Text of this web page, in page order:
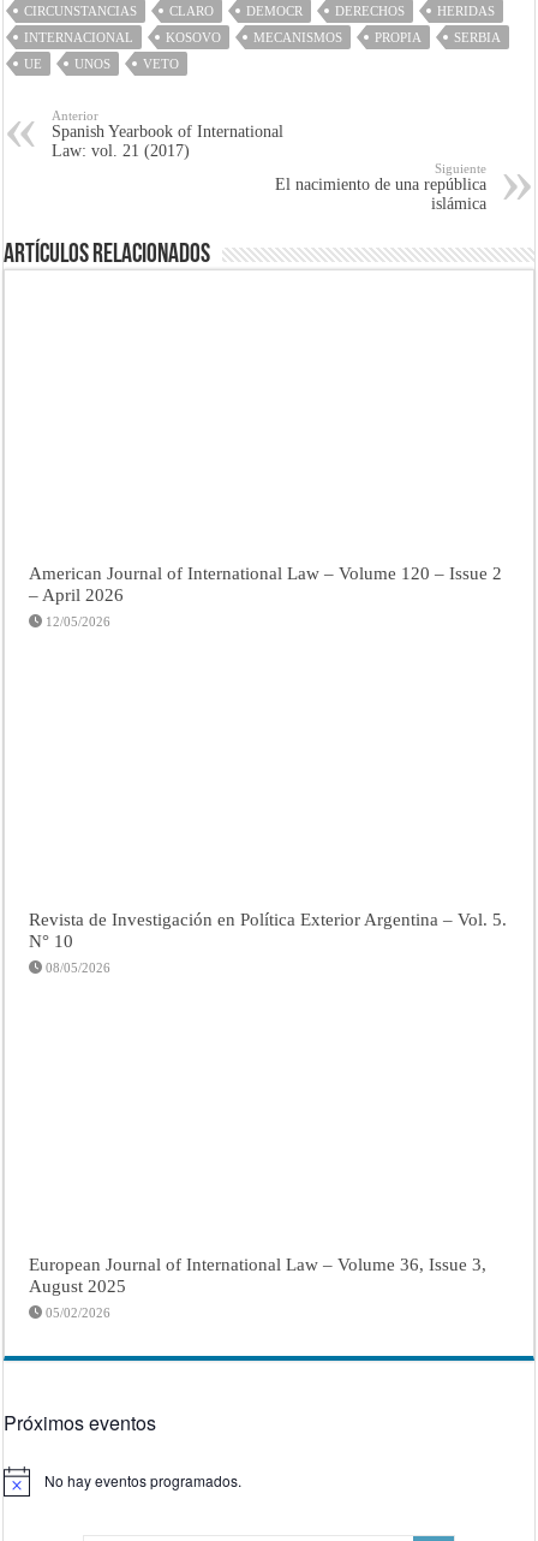
CIRCUNSTANCIAS CLARO DEMOCR DERECHOS
HERIDAS
INTERNACIONAL
KOSOVO MECANISMOS PROPIA
SERBIA
UE
UNOS VETO
Anterior
Spanish Yearbook of International
Law: vol. 21 (2017)
Siguiente
El nacimiento de una república
islámica
Artículos Relacionados
American Journal of International Law – Volume 120 – Issue 2
– April 2026
12/05/2026
Revista de Investigación en Política Exterior Argentina – Vol. 5.
N° 10
08/05/2026
European Journal of International Law – Volume 36, Issue 3,
August 2025
05/02/2026
Próximos eventos
Aviso No hay eventos programados.